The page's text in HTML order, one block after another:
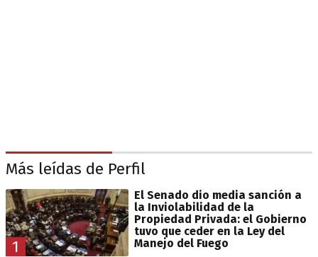
Más leídas de Perfil
1
El Senado dio media sanción a
la Inviolabilidad de la
Propiedad Privada: el Gobierno
tuvo que ceder en la Ley del
Manejo del Fuego